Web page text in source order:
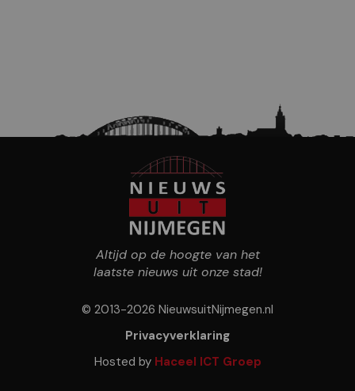
Altijd op de hoogte van het
laatste nieuws uit onze stad!
© 2013-2026 NieuwsuitNijmegen.nl
Privacyverklaring
Hosted by Haceel ICT Groep